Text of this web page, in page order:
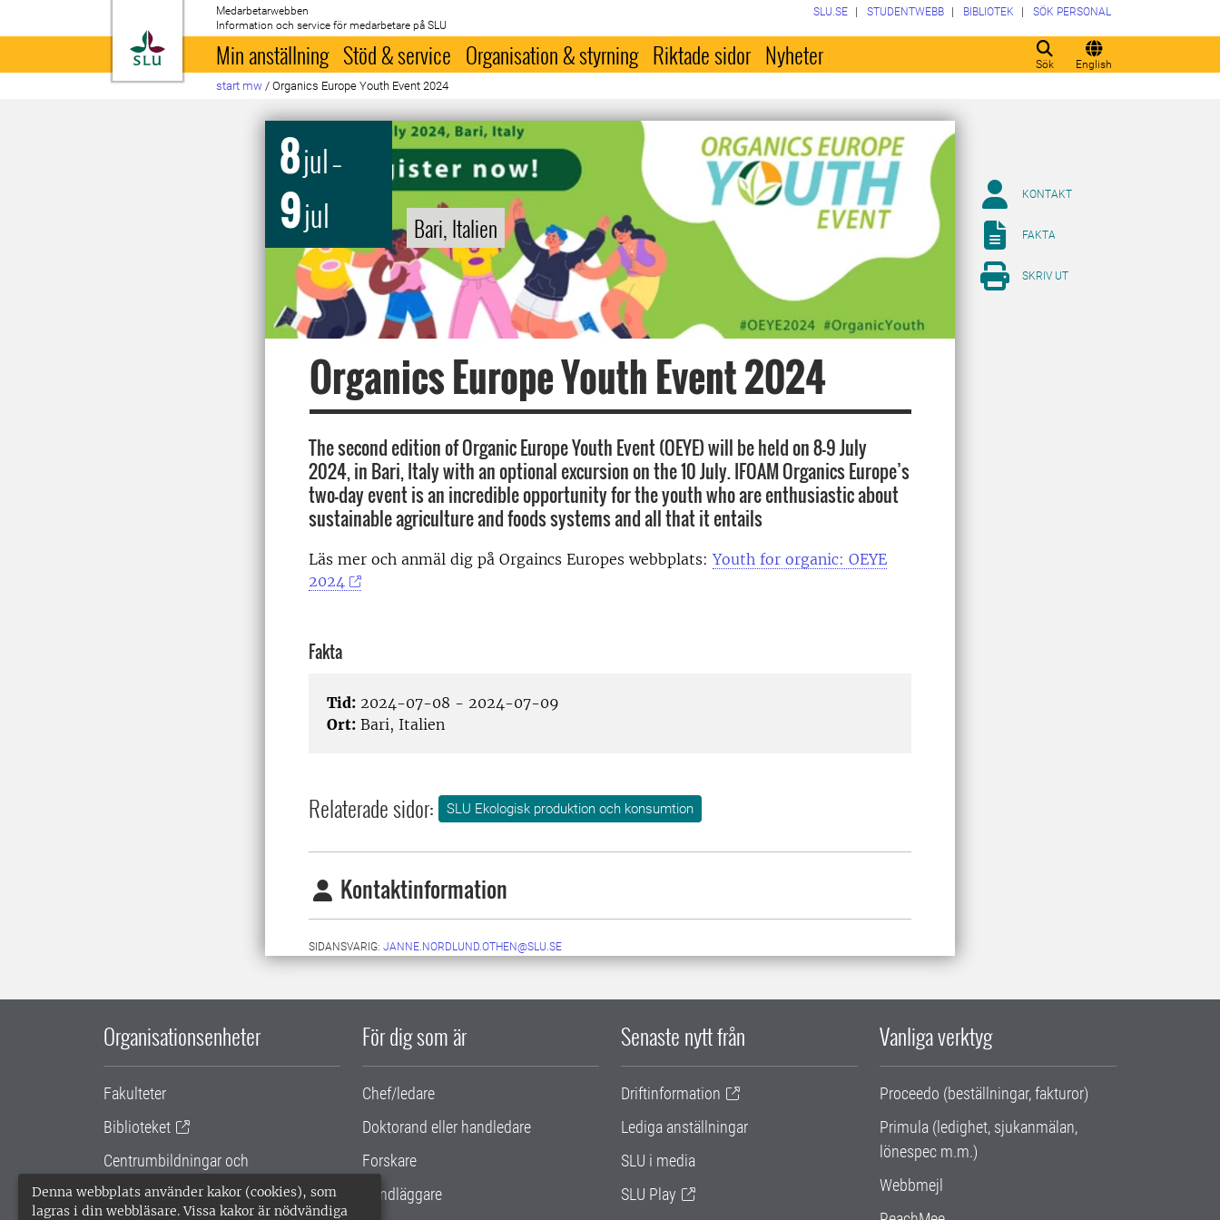
Denna webbplats använder kakor (cookies), som
lagras i din webbläsare. Vissa kakor är nödvändiga
Till startsida
Medarbetarwebben
Information och service för medarbetare på SLU
Sök English
SLU.SE STUDENTWEBB BIBLIOTEK SÖK PERSONAL
Min anställning Stöd & service Organisation & styrning Riktade sidor Nyheter
start mw / Organics Europe Youth Event 2024
8jul–
9jul Bari, Italien
Organics Europe Youth Event 2024
The second edition of Organic Europe Youth Event (OEYE) will be held on 8-9 July
2024, in Bari, Italy with an optional excursion on the 10 July. IFOAM Organics Europe’s
two-day event is an incredible opportunity for the youth who are enthusiastic about
sustainable agriculture and foods systems and all that it entails
Läs mer och anmäl dig på Orgaincs Europes webbplats:Youth for organic: OEYE
2024
Fakta
Tid: 2024-07-08 - 2024-07-09
Ort: Bari, Italien
Relaterade sidor: SLU Ekologisk produktion och konsumtion
Kontaktinformation
SIDANSVARIG: JANNE.NORDLUND.OTHEN@SLU.SE
KONTAKT
FAKTA
SKRIV UT
Organisationsenheter
Fakulteter
Biblioteket
Centrumbildningar och
samarbetsprojekt
För dig som är
Chef/ledare
Doktorand eller handledare
Forskare
Handläggare
Senaste nytt från
Driftinformation
Lediga anställningar
SLU i media
SLU Play
Vanliga verktyg
Proceedo (beställningar, fakturor)
Primula (ledighet, sjukanmälan,
lönespec m.m.)
Webbmejl